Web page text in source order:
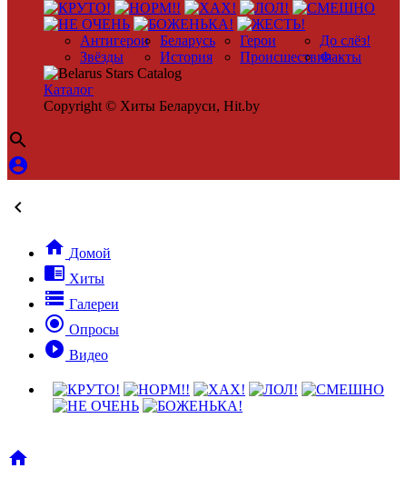
Антигерои Беларусь Герои
До слёз!
Звёзды
История ПроисшествияФакты
Каталог
Copyright © Хиты Беларуси, Hit.by



 Домой
 Хиты
 Галереи
 Опросы
 Видео
